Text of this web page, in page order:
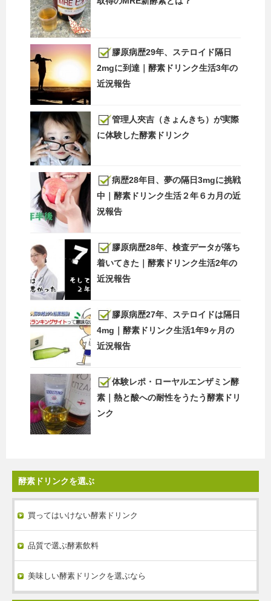
膠原病歴29年、ステロイド隔日
2mgに到達｜酵素ドリンク生活3年の
近況報告
管理人夾吉（きょんきち）が実際
に体験した酵素ドリンク
病歴28年目、夢の隔日3mgに挑戦
中｜酵素ドリンク生活２年６カ月の近
況報告
膠原病歴28年、検査データが落ち
着いてきた｜酵素ドリンク生活2年の
近況報告
膠原病歴27年、ステロイドは隔日
4mg｜酵素ドリンク生活1年9ヶ月の
近況報告
体験レポ・ローヤルエンザミン酵
素｜熱と酸への耐性をうたう酵素ドリ
ンク
酵素ドリンクを選ぶ
買ってはいけない酵素ドリンク
品質で選ぶ酵素飲料
美味しい酵素ドリンクを選ぶなら